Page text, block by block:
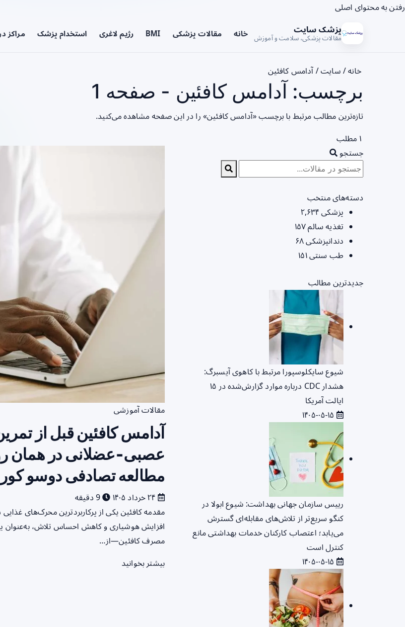
رفتن به محتوای اصلی
پزشک سایت
مقالات پزشکی، سلامت و آموزش خانه مقالات پزشکی BMI رژیم لاغری استخدام پزشک مراکز
خانه/ سایت/ آدامس کافئین
برچسب: آدامس کافئین - صفحه 1
تازه‌ترین مطالب مرتبط با برچسب «آدامس کافئین» را در این صفحه مشاهده می‌کنید.
۱ مطلب
مقالات آموزشی
آدامس کافئین قبل از
عصبی‑عضلانی در همان
مطالعه تصادفی دوسو کور
9 دقیقه
مقدمه کافئین یکی از پرکاربردترین محرک‌های
مصرف کافئین—از…
بیشتر بخوانید
جستجو
دسته‌های منتخب
پزشکی۲,۶۳۴
تغذیه سالم۱۵۷
دندانپزشکی۶۸
طب سنتی۱۵۱
جدیدترین مطالب
شیوع سایکلوسپورا مرتبط با کاهوی آیسبرگ:
هشدار CDC درباره موارد گزارش‌شده در ۱۵
ایالت آمریکا
رییس سازمان جهانی بهداشت: شیوع ابولا در
کنگو سریع‌تر از تلاش‌های مقابله‌ای گسترش
می‌یابد؛ اعتصاب کارکنان خدمات بهداشتی مانع
کنترل است